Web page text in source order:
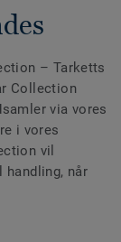
– Tarketts
Collection
via vores
i vores
vil
når